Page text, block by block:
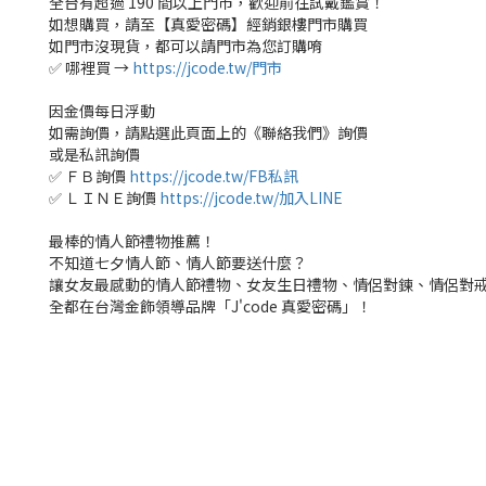
如想購買，請至【真愛密碼】經銷銀樓門市購買
如門市沒現貨，都可以請門市為您訂購唷
✅ 哪裡買 → https://jcode.tw/門市
因金價每日浮動
如需詢價，請點選此頁面上的《聯絡我們》詢價
或是私訊詢價
✅ ＦＢ詢價 https://jcode.tw/FB私訊
✅ ＬＩＮＥ詢價 https://jcode.tw/加入LINE
最棒的情人節禮物推薦！
不知道七夕情人節、情人節要送什麼？
讓女友最感動的情人節禮物、女友生日禮物、情侶對鍊、情侶對
全都在台灣金飾領導品牌「J'code 真愛密碼」！